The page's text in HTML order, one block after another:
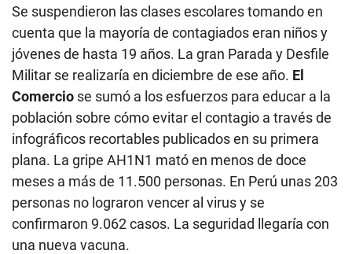
Se suspendieron las clases escolares tomando en
cuenta que la mayoría de contagiados eran niños y
jóvenes de hasta 19 años. La gran Parada y Desfile
Militar se realizaría en diciembre de ese año. El
Comercio se sumó a los esfuerzos para educar a la
población sobre cómo evitar el contagio a través de
infográficos recortables publicados en su primera
plana. La gripe AH1N1 mató en menos de doce
meses a más de 11.500 personas. En Perú unas 203
personas no lograron vencer al virus y se
confirmaron 9.062 casos. La seguridad llegaría con
una nueva vacuna.